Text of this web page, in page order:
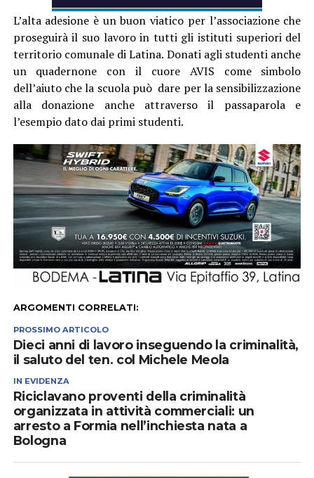
L’alta adesione è un buon viatico per l’associazione che
proseguirà il suo lavoro in tutti gli istituti superiori del
territorio comunale di Latina. Donati agli studenti anche
un quadernone con il cuore AVIS come simbolo
dell’aiuto che la scuola può dare per la sensibilizzazione
alla donazione anche attraverso il passaparola e
l’esempio dato dai primi studenti.
ARGOMENTI CORRELATI:
PROSSIMO ARTICOLO
Dieci anni di lavoro inseguendo la criminalità,
il saluto del ten. col Michele Meola
IN EVIDENZA
Riciclavano proventi della criminalità
organizzata in attività commerciali: un
arresto a Formia nell’inchiesta nata a
Bologna